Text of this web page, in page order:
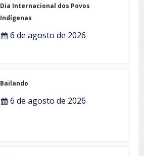
Dia Internacional dos Povos
Indígenas
6 de agosto de 2026
Bailando
6 de agosto de 2026